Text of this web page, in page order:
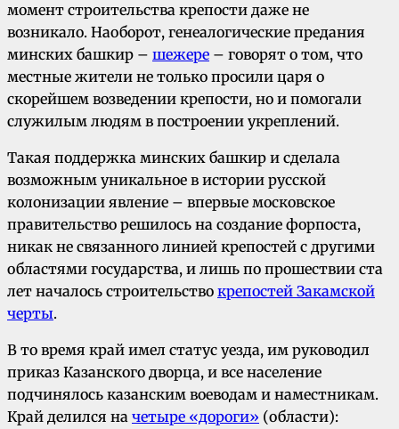
момент строительства крепости даже не
возникало. Наоборот, генеалогические предания
минских башкир – шежере – говорят о том, что
местные жители не только просили царя о
скорейшем возведении крепости, но и помогали
служилым людям в построении укреплений.
Такая поддержка минских башкир и сделала
возможным уникальное в истории русской
колонизации явление – впервые московское
правительство решилось на создание форпоста,
никак не связанного линией крепостей с другими
областями государства, и лишь по прошествии ста
лет началось строительство крепостей Закамской
черты.
В то время край имел статус уезда, им руководил
приказ Казанского дворца, и все население
подчинялось казанским воеводам и наместникам.
Край делился на четыре «дороги» (области):